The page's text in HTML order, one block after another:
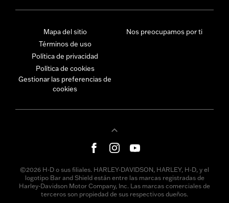
Mapa del sitio
Términos de uso
Política de privacidad
Política de cookies
Gestionar las preferencias de
cookies
Nos preocupamos por ti
©2026 H-D o sus filiales. HARLEY-DAVIDSON, HARLEY, H-D, y el
logotipo Bar and Shield están entre las marcas registradas de
Harley-Davidson Motor Company, Inc. Las marcas comerciales de
terceros son propiedad de sus respectivos dueños.